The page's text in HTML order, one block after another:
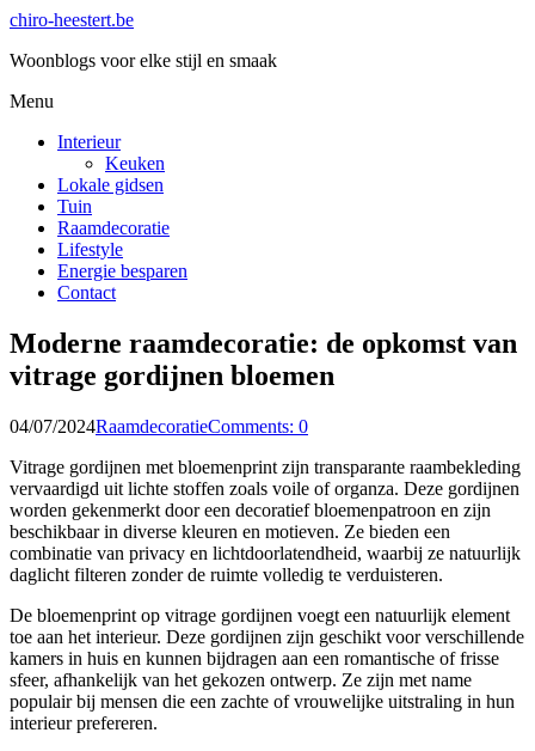
chiro-heestert.be
Woonblogs voor elke stijl en smaak
Menu
Interieur
Keuken
Lokale gidsen
Tuin
Raamdecoratie
Lifestyle
Energie besparen
Contact
Moderne raamdecoratie: de opkomst van
vitrage gordijnen bloemen
04/07/2024RaamdecoratieComments: 0
Vitrage gordijnen met bloemenprint zijn transparante raambekleding
vervaardigd uit lichte stoffen zoals voile of organza. Deze gordijnen
worden gekenmerkt door een decoratief bloemenpatroon en zijn
beschikbaar in diverse kleuren en motieven. Ze bieden een
combinatie van privacy en lichtdoorlatendheid, waarbij ze natuurlijk
daglicht filteren zonder de ruimte volledig te verduisteren.
De bloemenprint op vitrage gordijnen voegt een natuurlijk element
toe aan het interieur. Deze gordijnen zijn geschikt voor verschillende
kamers in huis en kunnen bijdragen aan een romantische of frisse
sfeer, afhankelijk van het gekozen ontwerp. Ze zijn met name
populair bij mensen die een zachte of vrouwelijke uitstraling in hun
interieur prefereren.